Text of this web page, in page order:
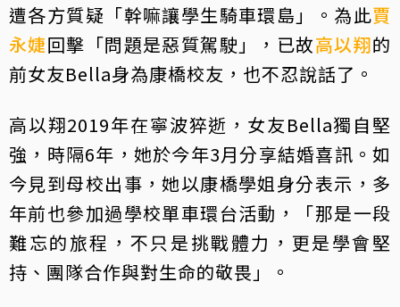
遭各方質疑「幹嘛讓學生騎車環島」。為此賈
永婕回擊「問題是惡質駕駛」，已故高以翔的
前女友Bella身為康橋校友，也不忍說話了。
高以翔2019年在寧波猝逝，女友Bella獨自堅
強，時隔6年，她於今年3月分享結婚喜訊。如
今見到母校出事，她以康橋學姐身分表示，多
年前也參加過學校單車環台活動，「那是一段
難忘的旅程，不只是挑戰體力，更是學會堅
持、團隊合作與對生命的敬畏」。